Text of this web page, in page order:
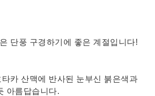
단풍 구경하기에 좋은 계절입니다!
카 산맥에 반사된 눈부신 붉은색과
아름답습니다.